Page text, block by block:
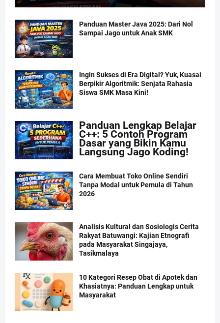
Panduan Master Java 2025: Dari Nol
Sampai Jago untuk Anak SMK
Ingin Sukses di Era Digital? Yuk, Kuasai
Berpikir Algoritmik: Senjata Rahasia
Siswa SMK Masa Kini!
Panduan Lengkap Belajar
C++: 5 Contoh Program
Dasar yang Bikin Kamu
Langsung Jago Koding!
Cara Membuat Toko Online Sendiri
Tanpa Modal untuk Pemula di Tahun
2026
Analisis Kultural dan Sosiologis Cerita
Rakyat Batuwangi: Kajian Etnografi
pada Masyarakat Singajaya,
Tasikmalaya
10 Kategori Resep Obat di Apotek dan
Khasiatnya: Panduan Lengkap untuk
Masyarakat